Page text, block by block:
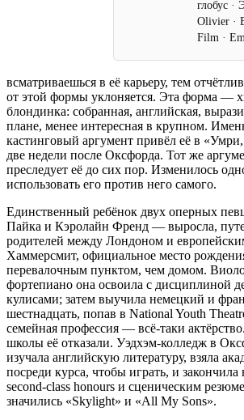
глобус ·
Olivier ·
Film ·
всматриваешься в её карьеру, тем
от этой формы уклоняется. Эта форма —
блондинка: собранная, английская,
плане, менее интересная в крупном.
кастинговый аргумент привёл её в «Умри,
две недели после Оксфорда. Тот же
преследует её до сих пор. Изменилось
использовать его против него самого.
Единственный ребёнок двух оперных
Пайка и Кэролайн Френд — выросла,
родителей между Лондоном и
Хаммерсмит, официальное место
перевалочным пунктом, чем домом.
фортепиано она освоила с дисциплиной
кулисами; затем выучила немецкий и
шестнадцать, попав в National Youth
семейная профессия — всё-таки
школы её отказали. Уэдхэм-колледж в
изучала английскую литературу, взяла
посреди курса, чтобы играть, и закончила
second-class honours и сценическим
значились «Skylight» и «All My Sons».